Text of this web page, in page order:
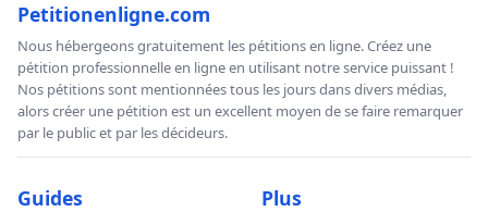
Petitionenligne.com
Nous hébergeons gratuitement les pétitions en ligne. Créez une
pétition professionnelle en ligne en utilisant notre service puissant !
Nos pétitions sont mentionnées tous les jours dans divers médias,
alors créer une pétition est un excellent moyen de se faire remarquer
par le public et par les décideurs.
Guides Plus